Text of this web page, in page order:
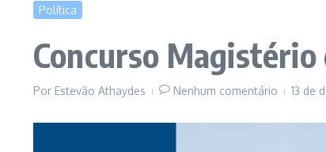
Política
Concurso Magistério
Por Estevão Athaydes Nenhum comentário 13 de